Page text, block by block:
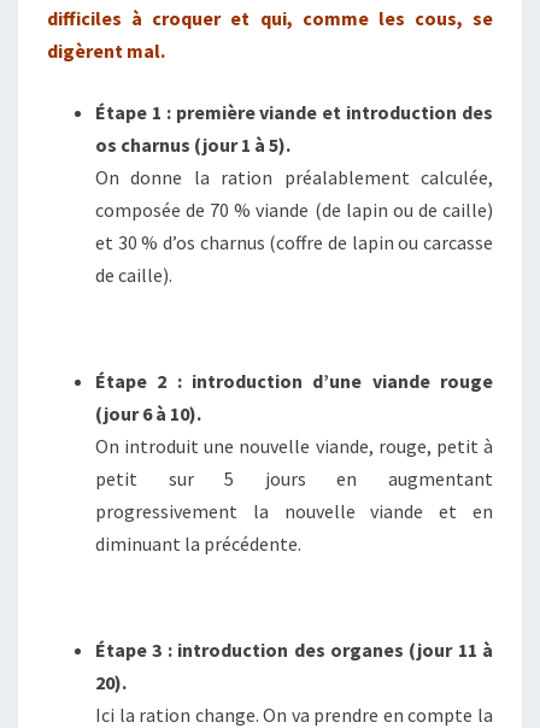
difficiles à croquer et qui, comme les cous, se
digèrent mal.
Étape 1 : première viande et introduction des
os charnus (jour 1 à 5).
On donne la ration préalablement calculée,
composée de 70 % viande (de lapin ou de caille)
et 30 % d’os charnus (coffre de lapin ou carcasse
de caille).
Étape 2 : introduction d’une viande rouge
(jour 6 à 10).
On introduit une nouvelle viande, rouge, petit à
petit sur 5 jours en augmentant
progressivement la nouvelle viande et en
diminuant la précédente.
Étape 3 : introduction des organes (jour 11 à
20).
Ici la ration change. On va prendre en compte la